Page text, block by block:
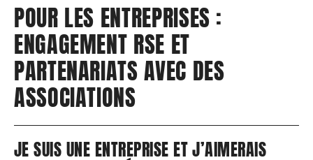
POUR LES ENTREPRISES :
ENGAGEMENT RSE ET
PARTENARIATS AVEC DES
ASSOCIATIONS
JE SUIS UNE ENTREPRISE ET J’AIMERAIS